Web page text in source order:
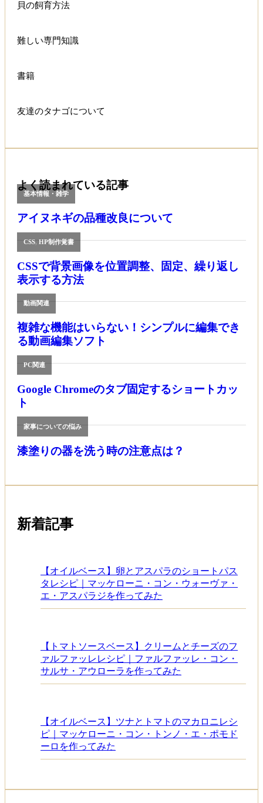
貝の飼育方法
難しい専門知識
書籍
友達のタナゴについて
よく読まれている記事
基本情報・雑学
アイヌネギの品種改良について
CSS,HP制作覚書
CSSで背景画像を位置調整、固定、繰り返し
表示する方法
動画関連
複雑な機能はいらない！シンプルに編集でき
る動画編集ソフト
PC関連
Google Chromeのタブ固定するショートカッ
ト
家事についての悩み
漆塗りの器を洗う時の注意点は？
新着記事
【オイルベース】卵とアスパラのショートパス
タレシピ｜マッケローニ・コン・ウォーヴァ・
エ・アスパラジを作ってみた
【トマトソースベース】クリームとチーズのフ
ァルファッレレシピ｜ファルファッレ・コン・
サルサ・アウローラを作ってみた
【オイルベース】ツナとトマトのマカロニレシ
ピ｜マッケローニ・コン・トンノ・エ・ポモド
ーロを作ってみた